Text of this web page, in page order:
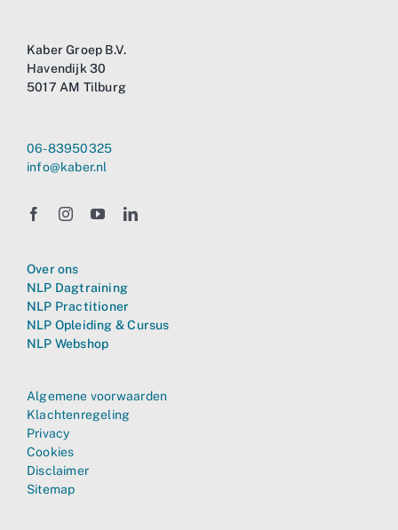
Kaber Groep B.V.
Havendijk 30
5017 AM Tilburg
06-83950325
info@kaber.nl
Over ons
NLP Dagtraining
NLP Practitioner
NLP Opleiding & Cursus
NLP Webshop
Algemene voorwaarden
Klachtenregeling
Privacy
Cookies
Disclaimer
Sitemap